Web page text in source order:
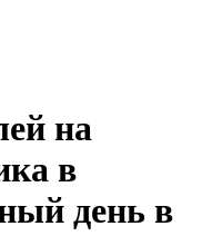
на
в
день в